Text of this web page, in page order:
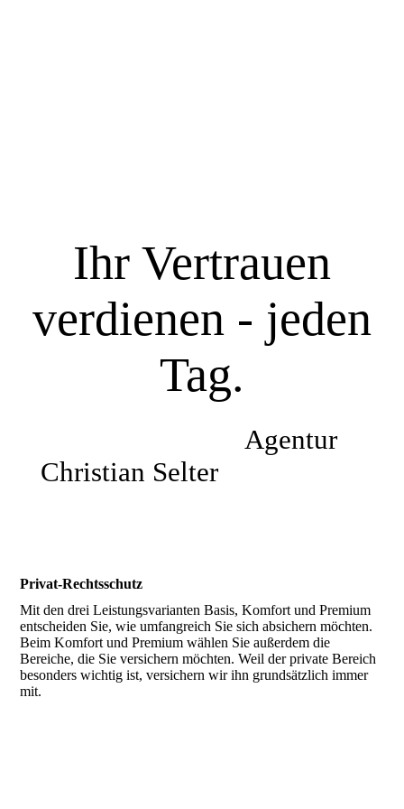
Ihr Vertrauen
verdienen - jeden
Tag.
Agentur
Christian Selter
Privat-Rechtsschutz
Mit den drei Leistungsvarianten Basis, Komfort und Premium
entscheiden Sie, wie umfangreich Sie sich absichern möchten.
Beim Komfort und Premium wählen Sie außerdem die
Bereiche, die Sie versichern möchten. Weil der private Bereich
besonders wichtig ist, versichern wir ihn grundsätzlich immer
mit.
Versicherungen & Finanzen leicht erklärt - Videogalerie
Kontakt
Datenschutz